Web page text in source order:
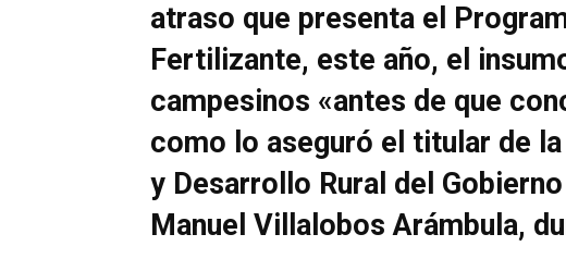
atraso que presenta el
Fertilizante, este año, el
campesinos «antes de que
como lo aseguró el titular de
y Desarrollo Rural del
Manuel Villalobos Arámbula,